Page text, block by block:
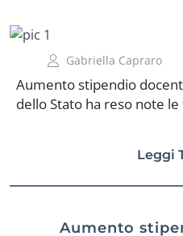
Gabriella Capraro
Aumento stipendio
dello Stato ha reso note
Leggi
Aumento